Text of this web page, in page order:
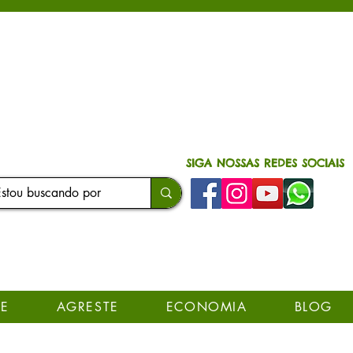
SIGA NOSSAS REDES SOCIAIS
AGRESTE ECONOMIA BLOG